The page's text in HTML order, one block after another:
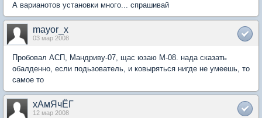
А варианотов установки много... спрашивай
mayor_x
03 мар 2008
Пробовал АСП, Мандриву-07, щас юзаю М-08. нада сказать
обалденно, если подьзователь, и ковыряться нигде не умеешь, то
самое то
хАмЯчЁГ
12 мар 2008